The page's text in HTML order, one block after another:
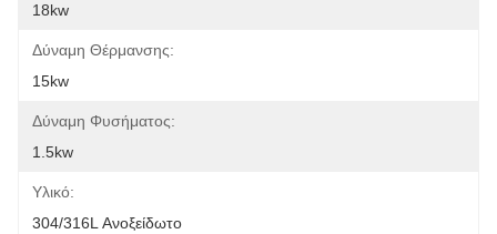
18kw
Δύναμη Θέρμανσης:
15kw
Δύναμη Φυσήματος:
1.5kw
Υλικό:
304/316L Ανοξείδωτο